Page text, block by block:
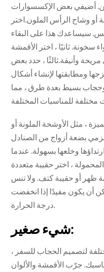
أضيفي بعض الإكسسوارات
أو وشاح الرأس الملون.اختر
سيساعدك هذا على البقاء
سخونة. ثانيًا ، اختر الأقمشة
وأنيقة.ثالثًا ، حدد بعض
ومطابقتها لإنشاء أشكال
وحجاب بسيط بعدة طرق ، مما
، مثل الأوشحة الملونة أو
بضعة أزواج من الصنادل
وخلعها بسهولة. عندما
، اختر حقيبة متعددة
ظهر أو حقيبة كتف. ولا تنس
أن يكون مفيدًا إذا انخفضت
درجة الحرارة.
شيء صغير:
لتصميم الحجاب للسفر ،
جرّب الأقمشة والألوان